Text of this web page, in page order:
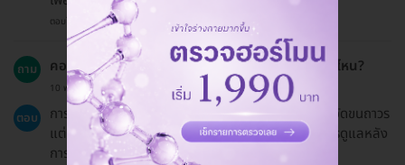
ตอบโดยทีมงาน HD
ถาม คอร์สนี้มีความสำเร็จในเรื่องการกำจัดขนมากน้อยแค่ไหน?
10 พ.ค. 2023
ตอบ
การใช้เลเซอร์ Pro-YAG มีอัตราความสำเร็จสูงในการกำจัดขนถาวร
แต่ผลลัพธ์อาจแตกต่างกันไปขึ้นอยู่กับสภาพผิวและการดูแลหลัง
การรักษาค่ะ